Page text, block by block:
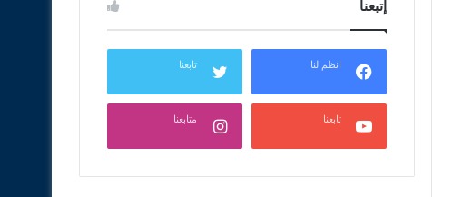
إتبعنا
انظم لنا تابعنا
تابعنا متابعنا